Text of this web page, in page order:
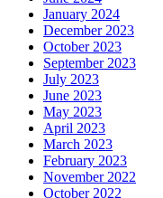
January 2024
December 2023
October 2023
September 2023
July 2023
June 2023
May 2023
April 2023
March 2023
February 2023
November 2022
October 2022